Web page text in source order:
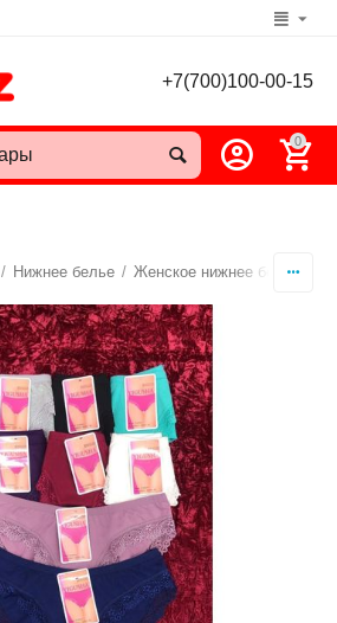
+7(700)100-00-15
0
/ Нижнее белье / Женское нижнее белье